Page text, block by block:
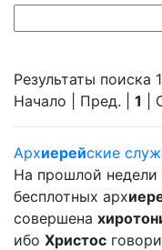
Результаты поиска
Начало | Пред. | 1 |
Архиерейские
На прошлой недели
бесплотных арх
совершена
ибо Христос